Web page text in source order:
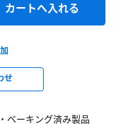
ーキング済み製品
カートへ入れる
せ
よりお問い合わせくださ